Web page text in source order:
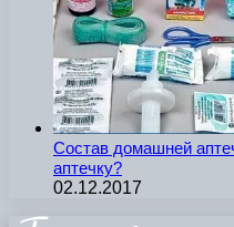
Состав домашней
аптечку?
02.12.2017